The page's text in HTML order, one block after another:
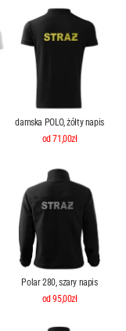
damska POLO, żółty napis
od 71,00zł
Polar 280, szary napis
od 95,00zł